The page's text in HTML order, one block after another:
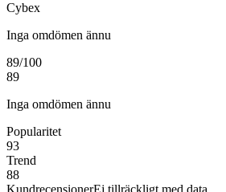
Cybex
Inga omdömen ännu
89/100
89
Inga omdömen ännu
Popularitet
93
Trend
88